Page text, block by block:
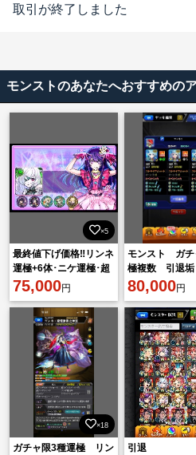
取引が終了しました
モンストのあなたへおすすめの
×5
最終値下げ価格‼️リンネ
運極+6体･ニケ運極･超
獣開運5種･闇紋章力
9000↑
75,000円
モンスト ガチ
極複数 引退垢
80,000円
×18
ガチャ限3種運極 リン
引退